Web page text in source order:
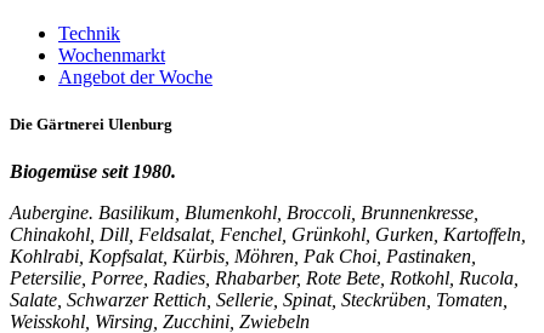
Technik
Wochenmarkt
Angebot der Woche
Die Gärtnerei Ulenburg
Biogemüse seit 1980.
Aubergine. Basilikum, Blumenkohl, Broccoli, Brunnenkresse,
Chinakohl, Dill, Feldsalat, Fenchel, Grünkohl, Gurken, Kartoffeln,
Kohlrabi, Kopfsalat, Kürbis, Möhren, Pak Choi, Pastinaken,
Petersilie, Porree, Radies, Rhabarber, Rote Bete, Rotkohl, Rucola,
Salate, Schwarzer Rettich, Sellerie, Spinat, Steckrüben, Tomaten,
Weisskohl, Wirsing, Zucchini, Zwiebeln